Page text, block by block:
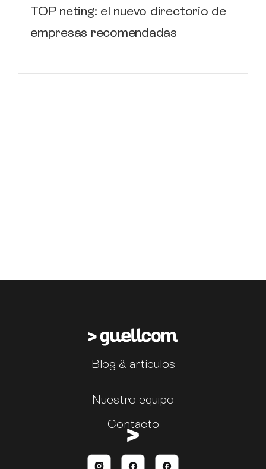
TOP neting: el nuevo directorio de
empresas recomendadas
Blog & artículos
Nuestro equipo
Contacto